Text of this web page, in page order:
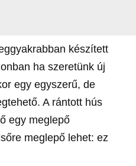
készített
ha szeretünk új
egy egyszerű, de
A rántott hús
egy meglepő
meglepő lehet: ez